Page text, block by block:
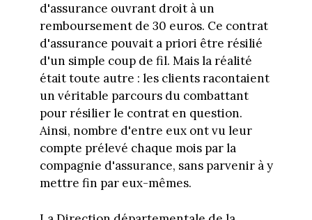
d'assurance ouvrant droit à un
remboursement de 30 euros. Ce contrat
d'assurance pouvait a priori être résilié
d'un simple coup de fil. Mais la réalité
était toute autre : les clients racontaient
un véritable parcours du combattant
pour résilier le contrat en question.
Ainsi, nombre d'entre eux ont vu leur
compte prélevé chaque mois par la
compagnie d'assurance, sans parvenir à y
mettre fin par eux-mêmes.